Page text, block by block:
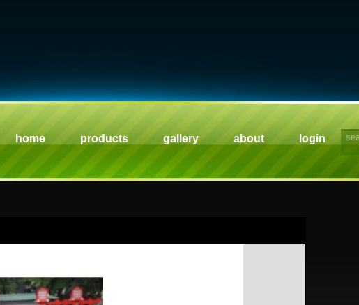
home products gallery about login